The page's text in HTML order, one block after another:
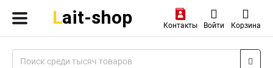
Контакты Войти Корзина